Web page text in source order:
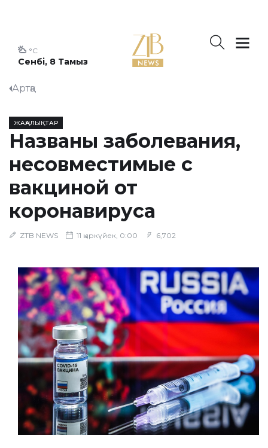
Сенбі, 8 Тамыз
°C
Артқа
ЖАҢАЛЫҚТАР
Названы заболевания,
несовместимые с
вакциной от
коронавируса
ZTB NEWS 11 қыркүйек, 0:00 6,702